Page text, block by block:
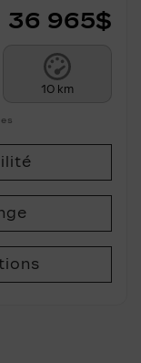
36 965$
10 km